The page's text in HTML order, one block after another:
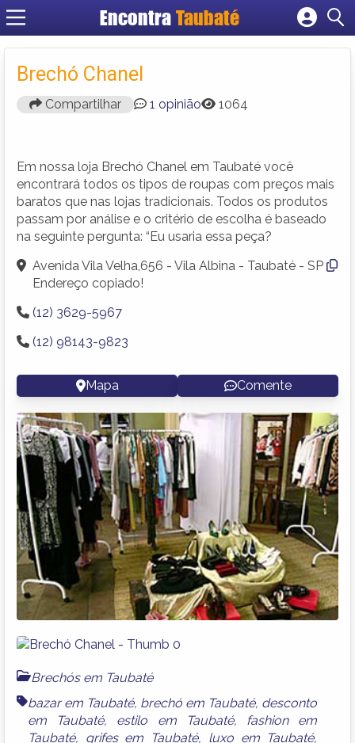
EncontraTaubaté
Cadastrar empresa
Brechó Chanel
Compartilhar 1 opinião 1064
Em nossa loja Brechó Chanel em Taubaté você
encontrará todos os tipos de roupas com preços mais
baratos que nas lojas tradicionais. Todos os produtos
passam por análise e o critério de escolha é baseado
na seguinte pergunta: “Eu usaria essa peça?
Avenida Vila Velha,656 - Vila Albina - Taubaté - SP
Endereço copiado!
(12) 3629-5967
(12) 98143-9823
Mapa Comente
Brechós em Taubaté
bazar em Taubaté, brechó em Taubaté, desconto
em Taubaté, estilo em Taubaté, fashion em
Taubaté, grifes em Taubaté, luxo em Taubaté,